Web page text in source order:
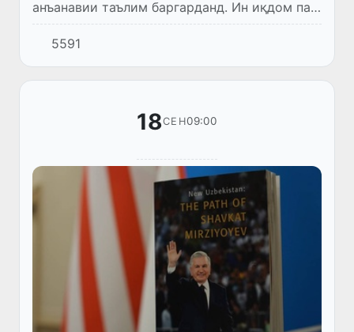
анъанавии таълим баргарданд. Ин иқдом пас
аз он сурат гирифт, ки ҳангоми истифодаи
iPad ва ноутбукҳо сатҳи хониш коҳиш ёфт,
хабар дод хабарниг...
5591
18СЕН09:00